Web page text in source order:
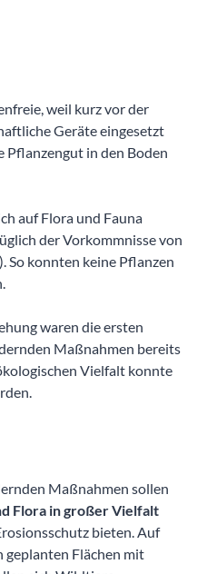
weil kurz vor der
Geräte eingesetzt
Pflanzengut in den Boden
auf Flora und Fauna
der Vorkommnisse von
So konnten keine Pflanzen
waren die ersten
Maßnahmen bereits
Vielfalt konnte
Maßnahmen sollen
Flora in großer Vielfalt
bieten. Auf
Flächen mit